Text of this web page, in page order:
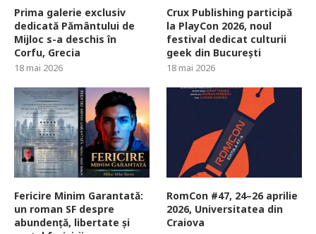
Prima galerie exclusiv
dedicată Pământului de
Mijloc s-a deschis în
Corfu, Grecia
18 mai 2026
Crux Publishing participă
la PlayCon 2026, noul
festival dedicat culturii
geek din București
18 mai 2026
Fericire Minim Garantată:
un roman SF despre
abundență, libertate și
RomCon #47, 24–26 aprilie
2026, Universitatea din
Craiova